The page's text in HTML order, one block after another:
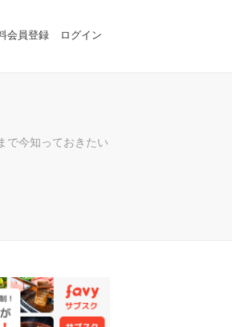
会員登録 ログイン
で今知っておきたい